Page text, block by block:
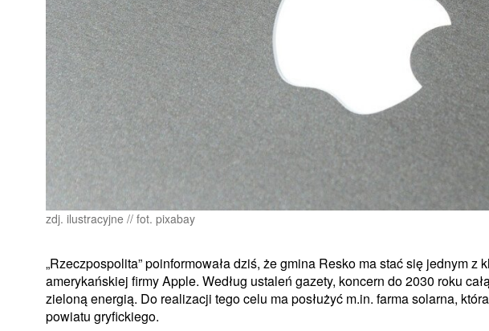
zdj. ilustracyjne // fot. pixabay
„Rzeczpospolita” poinformowała dziś, że gmina Resko ma stać się jednym z
amerykańskiej firmy Apple. Według ustaleń gazety, koncern do 2030 roku
zieloną energią. Do realizacji tego celu ma posłużyć m.in. farma solarna,
powiatu gryfickiego.